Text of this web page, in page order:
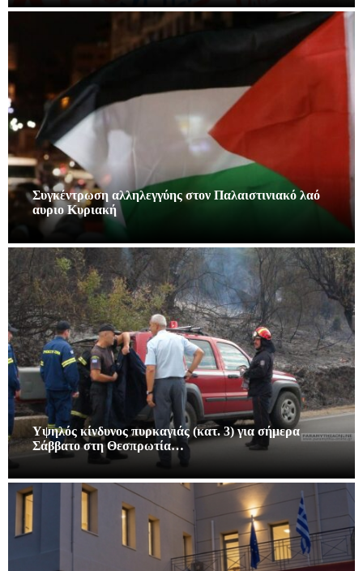
Συγκέντρωση αλληλεγγύης στον Παλαιστινιακό λαό
αυριο Κυριακή
Υψηλός κίνδυνος πυρκαγιάς (κατ. 3) για σήμερα
Σάββατο στη Θεσπρωτία…